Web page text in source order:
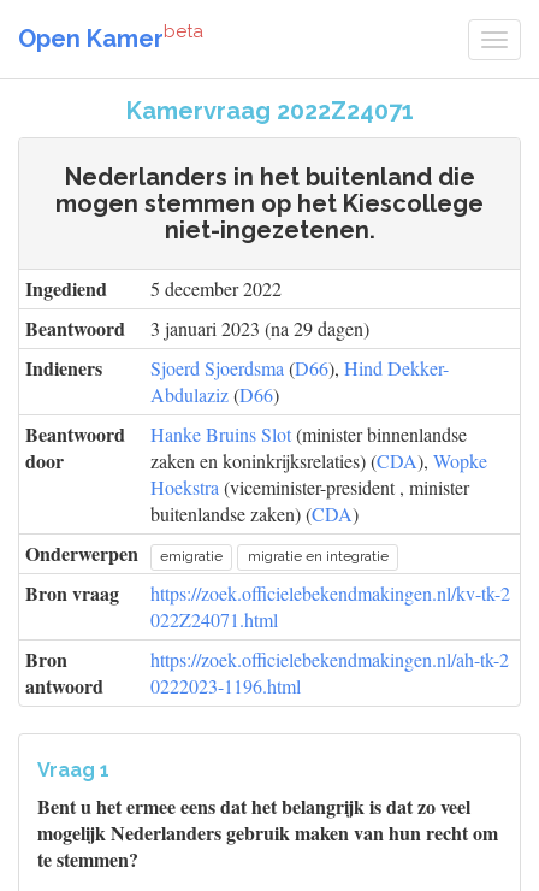
Open Kamerbeta
Kamervraag 2022Z24071
Nederlanders in het buitenland die
mogen stemmen op het Kiescollege
niet-ingezetenen.
Ingediend 5 december 2022
Beantwoord 3 januari 2023 (na 29 dagen)
Indieners Sjoerd Sjoerdsma (D66), Hind Dekker-
Abdulaziz(D66)
Beantwoord
door
Hanke Bruins Slot(minister binnenlandse
zaken en koninkrijksrelaties) (CDA), Wopke
Hoekstra (viceminister-president , minister
buitenlandse zaken) (CDA)
Onderwerpen emigratie migratie en integratie
Bron vraag
https://zoek.officielebekendmakingen.nl/kv-tk-2
022Z24071.html
Bron
antwoord
https://zoek.officielebekendmakingen.nl/ah-tk-2
0222023-1196.html
Vraag 1
Bent u het ermee eens dat het belangrijk is dat zo veel
mogelijk Nederlanders gebruik maken van hun recht om
te stemmen?